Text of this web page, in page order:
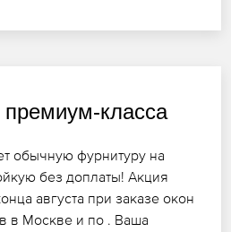
класса
обычную фурнитуру на
без доплаты! Акция
августа при заказе окон
в Москве и по . Ваша